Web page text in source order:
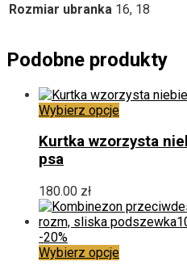
Rozmiar ubranka 16, 18
Podobne produkty
Wybierz opcjeTen
ma
można
wybrać
na
stronie
produktu
Kurtka wzorzysta
psa
180.00 zł
-20%
Wybierz opcjeTen